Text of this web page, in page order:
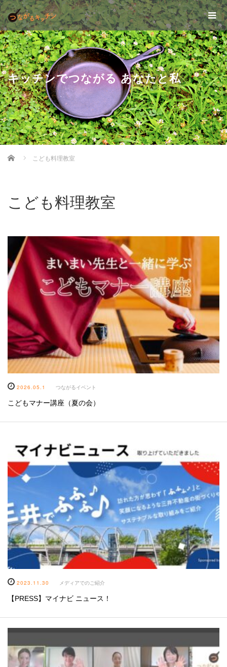
キッチンでつながる あなたと私
Home こども料理教室
こども料理教室
2026.05.1 つながるイベント
こどもマナー講座（夏の会）
2023.11.30 メディアでのご紹介
【PRESS】マイナビ ニュース！